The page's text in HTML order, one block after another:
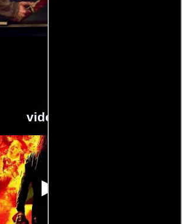
videos
Video de la película Halloween: El